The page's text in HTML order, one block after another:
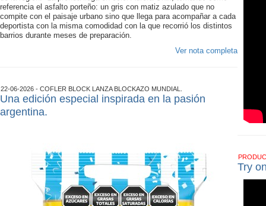
referencia el asfalto porteño: un gris con matiz azulado que no
compite con el paisaje urbano sino que llega para acompañar a cada
deportista con la misma comodidad con la que recorrió los distintos
barrios durante meses de preparación.
Ver nota completa
22-06-2026 - COFLER BLOCK LANZA BLOCKAZO MUNDIAL.
Una edición especial inspirada en la pasión
argentina.
Try